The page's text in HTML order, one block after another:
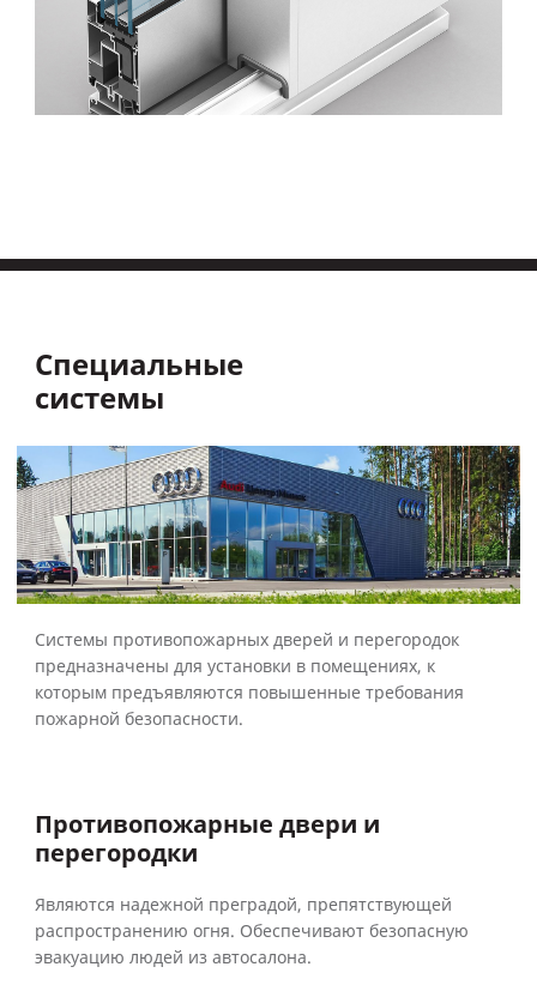
Специальные
системы
Системы противопожарных дверей и перегородок
предназначены для установки в помещениях, к
которым предъявляются повышенные требования
пожарной безопасности.
Противопожарные двери и
перегородки
Являются надежной преградой, препятствующей
распространению огня. Обеспечивают безопасную
эвакуацию людей из автосалона.